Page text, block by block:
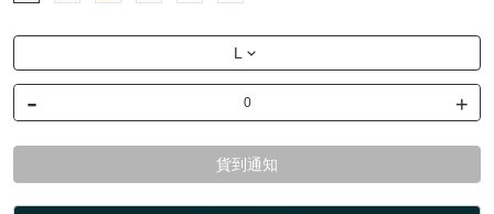
L
- +
貨到通知